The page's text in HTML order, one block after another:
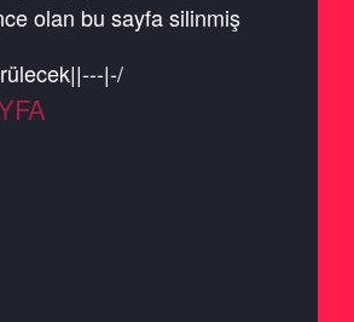
olan bu sayfa silinmiş
Bi---|